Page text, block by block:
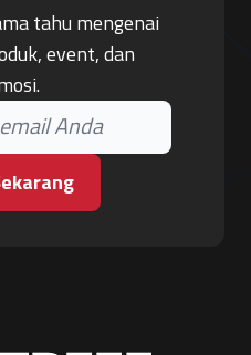
tahu mengenai
event, dan